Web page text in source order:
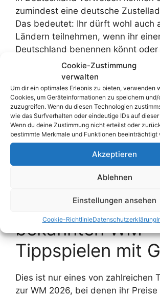
Cookie-Zustimmung
verwalten
Um dir ein optimales Erlebnis zu bieten, verwenden
Cookies, um Geräteinformationen zu speichern
zuzugreifen. Wenn du diesen Technologien
wie das Surfverhalten oder eindeutige IDs auf
Wenn du deine Zustimmung nicht erteilst oder
bestimmte Merkmale und Funktionen beeinträchtigt
Akzeptieren
Ablehnen
Einstellungen ansehen
Cookie-RichtlinieDatenschutzerklärung
zumindest eine deutsche
Das bedeutet: Ihr dürft wohl auch
Ländern teilnehmen, wenn ihr
Deutschland benennen könnt oder
Onlinedienst nutzt, der euch als
dem Ausland eine deutsche
bietet und eure Sendungen
viele Schweizer nutzen ja solche
Teilnahme am
WM-Tippspiel
Liste mit allen uns
bekannten WM-
Tippspielen mit
Dies ist nur eines von zahlreichen
zur WM 2026, bei denen ihr